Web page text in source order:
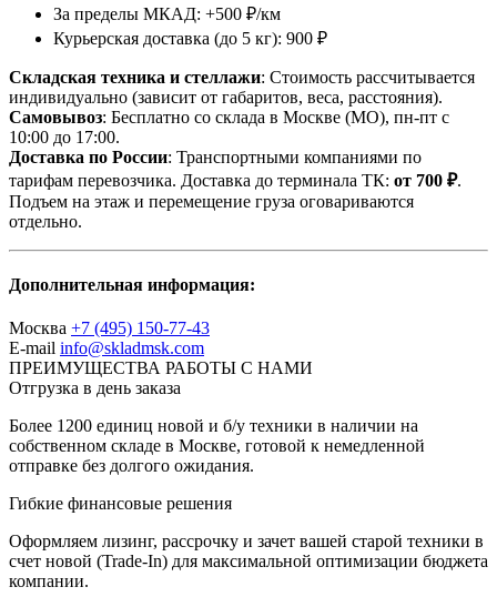
За пределы МКАД: +500 ₽/км
Курьерская доставка (до 5 кг): 900 ₽
Складская техника и стеллажи: Стоимость рассчитывается
индивидуально (зависит от габаритов, веса, расстояния).
Самовывоз: Бесплатно со склада в Москве (МО), пн-пт с
10:00 до 17:00.
Доставка по России: Транспортными компаниями по
тарифам перевозчика. Доставка до терминала ТК: от 700 ₽.
Подъем на этаж и перемещение груза оговариваются
отдельно.
Дополнительная информация:
Москва +7 (495) 150-77-43
E-mail info@skladmsk.com
ПРЕИМУЩЕСТВА РАБОТЫ С НАМИ
Отгрузка в день заказа
Более 1200 единиц новой и б/у техники в наличии на
собственном складе в Москве, готовой к немедленной
отправке без долгого ожидания.
Гибкие финансовые решения
Оформляем лизинг, рассрочку и зачет вашей старой техники в
счет новой (Trade-In) для максимальной оптимизации бюджета
компании.